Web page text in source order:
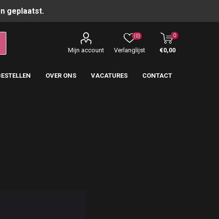
geplaatst.
Mijn account Verlanglijst
(0) 0
€0,00
OVER ONS VACATURES CONTACT